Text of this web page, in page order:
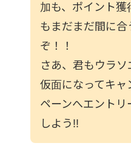
加も、ポイント獲
もまだまだ間に合
ぞ！！
さあ、君もウラソ
仮面になってキャ
ペーンへエントリ
しよう!!